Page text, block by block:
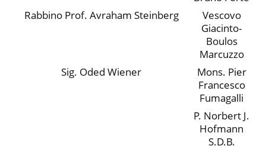
Rabbino Prof. Avraham Steinberg
Vescovo
Giacinto-
Boulos
Marcuzzo
Sig. Oded Wiener
Mons. Pier
Francesco
Fumagalli
P. Norbert J.
Hofmann
S.D.B.